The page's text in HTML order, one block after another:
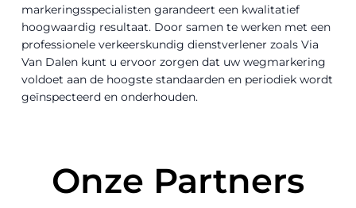
markeringsspecialisten garandeert een kwalitatief
hoogwaardig resultaat. Door samen te werken met een
professionele verkeerskundig dienstverlener zoals Via
Van Dalen kunt u ervoor zorgen dat uw wegmarkering
voldoet aan de hoogste standaarden en periodiek wordt
geïnspecteerd en onderhouden.
Onze Partners